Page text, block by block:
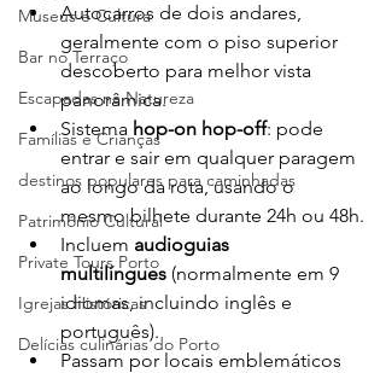
Museus e Cultura
Bar no Terraço
Escapadas na Natureza
Famílias e Crianças
destinos populares para caminhadas
Património Cultural
Private Tours Porto
Igrejas Históricas
Delícias culinárias do Porto
Autocarros de dois andares,
geralmente com o piso superior
descoberto para melhor vista
panorâmica.
Sistema hop-on hop-off: pode
entrar e sair em qualquer paragem
ao longo da rota, usando o
mesmo bilhete durante 24h ou 48h.
Incluem audioguias
multilíngues (normalmente em 9
idiomas, incluindo inglês e
português).
Passam por locais emblemáticos